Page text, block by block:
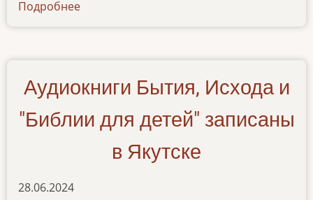
Подробнее
ozvuchivaem-
Аудиокниги Бытия, Исхода и
"Библии для детей" записаны
в Якутске
28.06.2024